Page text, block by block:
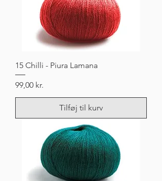
15 Chilli - Piura Lamana
Pris
99,00 kr.
Tilføj til kurv